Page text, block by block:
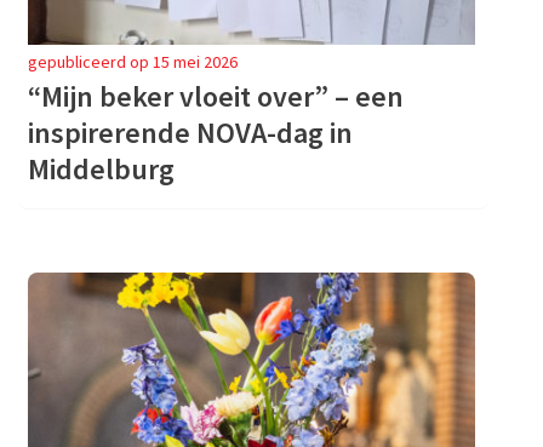
gepubliceerd op 15 mei 2026
“Mijn beker vloeit over” – een
inspirerende NOVA-dag in
Middelburg